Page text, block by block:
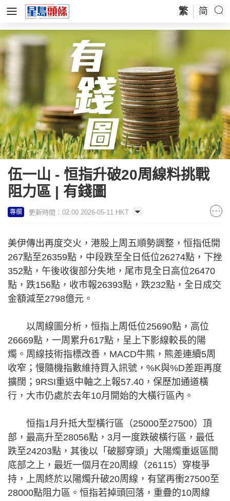
繁 简
伍一山 - 恒指升破20周線料挑戰
阻力區 | 有錢圖
專欄 更新時間：02:00 2026-05-11 HKT
美伊傳出再度交火，港股上周五順勢調整，恒指低開
267點至26359點，中段跌至全日低位26274點，下挫
352點，午後收復部分失地，尾市見全日高位26470
點，跌156點，收市報26393點，跌232點，全日成交
金額減至2798億元。
以周線圖分析，恒指上周低位25690點，高位
26669點，一周累升617點，呈上下影線較長的陽
燭。周線技術指標改善，MACD牛熊，熊差連續5周
收窄；慢隨機指數維持買入訊號，%K與%D差距再度
擴闊；9RSI重返中軸之上報57.40，保歷加通道橫
行，大市仍處於去年10月開始的大橫行區內。
恒指1月升抵大型橫行區（25000至27500）頂
部，最高升至28056點，3月一度跌破橫行區，最低
跌至24203點，其後以「破腳穿頭」大陽燭重返區間
底部之上，最近一個月在20周線（26115）穿梭爭
持，上周終於以陽燭升破20周線，有望再衝27500至
28000點阻力區。恒指若掉頭回落，重疊的10周線